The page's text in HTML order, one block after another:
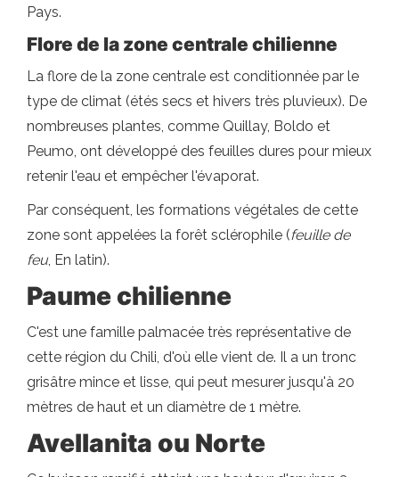
Pays.
Flore de la zone centrale chilienne
La flore de la zone centrale est conditionnée par le
type de climat (étés secs et hivers très pluvieux). De
nombreuses plantes, comme Quillay, Boldo et
Peumo, ont développé des feuilles dures pour mieux
retenir l'eau et empêcher l'évaporat.
Par conséquent, les formations végétales de cette
zone sont appelées la forêt sclérophile (feuille de
feu, En latin).
Paume chilienne
C'est une famille palmacée très représentative de
cette région du Chili, d'où elle vient de. Il a un tronc
grisâtre mince et lisse, qui peut mesurer jusqu'à 20
mètres de haut et un diamètre de 1 mètre.
Avellanita ou Norte